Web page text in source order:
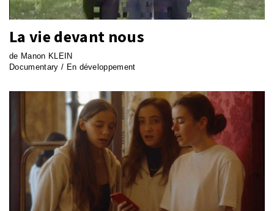
La vie devant nous
de Manon KLEIN
Documentary / En développement